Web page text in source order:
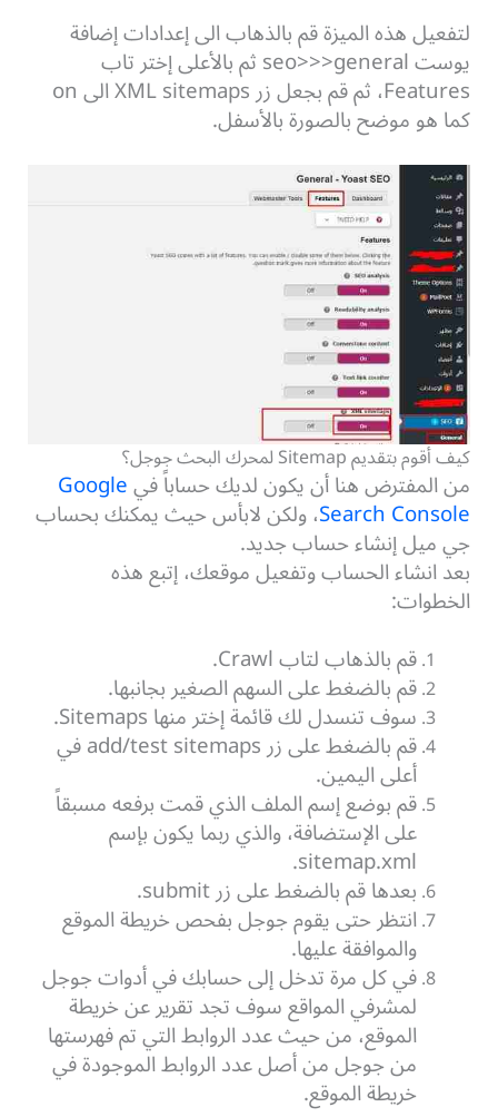
لتفعيل هذه الميزة قم بالذهاب الى إعدادات إضافة
يوست seo>>>general ثم بالأعلى إختر تاب
Features، ثم قم بجعل زر XML sitemaps الى on
كما هو موضح بالصورة بالأسفل.
كيف أقوم بتقديم Sitemap لمحرك البحث جوجل؟
من المفترض هنا أن يكون لديك حساباً فيGoogle
Search Console، ولكن لابأس حيث يمكنك بحساب
جي ميل إنشاء حساب جديد.
بعد انشاء الحساب وتفعيل موقعك، إتبع هذه
الخطوات:
قم بالذهاب لتاب Crawl.
قم بالضغط على السهم الصغير بجانبها.
سوف تنسدل لك قائمة إختر منها Sitemaps.
قم بالضغط على زر add/test sitemaps في
أعلى اليمين.
قم بوضع إسم الملف الذي قمت برفعه مسبقاً
على الإستضافة، والذي ربما يكون بإسم
sitemap.xml.
بعدها قم بالضغط على زر submit.
انتظر حتى يقوم جوجل بفحص خريطة الموقع
والموافقة عليها.
في كل مرة تدخل إلى حسابك في أدوات جوجل
لمشرفي المواقع سوف تجد تقرير عن خريطة
الموقع، من حيث عدد الروابط التي تم فهرستها
من جوجل من أصل عدد الروابط الموجودة في
خريطة الموقع.